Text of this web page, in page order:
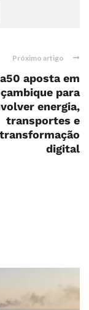
Próximo artigo
aposta em
para
energia,
transportes e
transformação
digital